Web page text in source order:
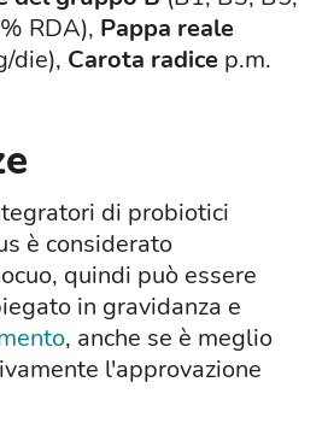
RDA), Pappa reale
die), Carota radice p.m.
di probiotici
è considerato
quindi può essere
in gravidanza e
, anche se è meglio
l'approvazione